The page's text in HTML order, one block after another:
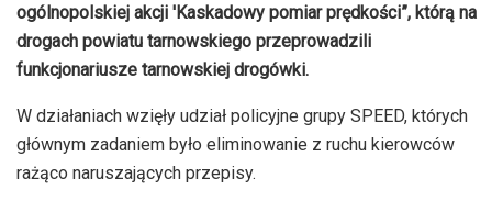
ogólnopolskiej akcji 'Kaskadowy pomiar prędkości”, którą na
drogach powiatu tarnowskiego przeprowadzili
funkcjonariusze tarnowskiej drogówki.
W działaniach wzięły udział policyjne grupy SPEED, których
głównym zadaniem było eliminowanie z ruchu kierowców
rażąco naruszających przepisy.